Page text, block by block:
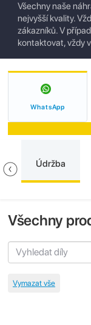
Všechny naše
nejvyšší kvality.
zákazníků. V
kontaktovat, vždy
WhatsApp
Údržba
Všechny